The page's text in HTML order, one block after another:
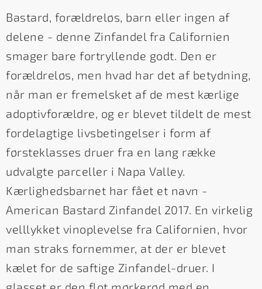
Bastard, forældreløs, barn eller ingen af
delene - denne Zinfandel fra Californien
smager bare fortryllende godt. Den er
forældreløs, men hvad har det af betydning,
når man er fremelsket af de mest kærlige
adoptivforældre, og er blevet tildelt de mest
fordelagtige livsbetingelser i form af
førsteklasses druer fra en lang række
udvalgte parceller i Napa Valley.
Kærlighedsbarnet har fået et navn -
American Bastard Zinfandel 2017. En virkelig
velllykket vinoplevelse fra Californien, hvor
man straks fornemmer, at der er blevet
kælet for de saftige Zinfandel-druer. I